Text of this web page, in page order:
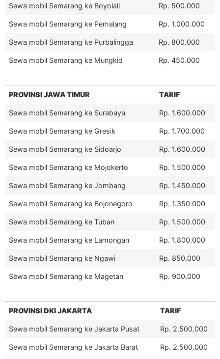
Sewa mobil Semarang ke Boyolali Rp. 500.000
Sewa mobil Semarang ke Pemalang Rp. 1.000.000
Sewa mobil Semarang ke Purbalingga Rp. 800.000
Sewa mobil Semarang ke Mungkid Rp. 450.000
PROVINSI JAWA TIMUR TARIF
Sewa mobil Semarang ke Surabaya Rp. 1.600.000
Sewa mobil Semarang ke Gresik Rp. 1.700.000
Sewa mobil Semarang ke Sidoarjo Rp. 1.600.000
Sewa mobil Semarang ke Mojokerto Rp. 1.500.000
Sewa mobil Semarang ke Jombang Rp. 1.450.000
Sewa mobil Semarang ke Bojonegoro Rp. 1.350.000
Sewa mobil Semarang ke Tuban Rp. 1.500.000
Sewa mobil Semarang ke Lamongan Rp. 1.800.000
Sewa mobil Semarang ke Ngawi Rp. 850.000
Sewa mobil Semarang ke Magetan Rp. 900.000
PROVINSI DKI JAKARTA TARIF
Sewa mobil Semarang ke Jakarta Pusat Rp. 2.500.000
Sewa mobil Semarang ke Jakarta Barat Rp. 2.500.000